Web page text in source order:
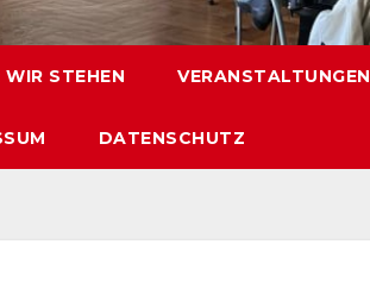
STEHEN VERANSTALTUNGEN
DATENSCHUTZ